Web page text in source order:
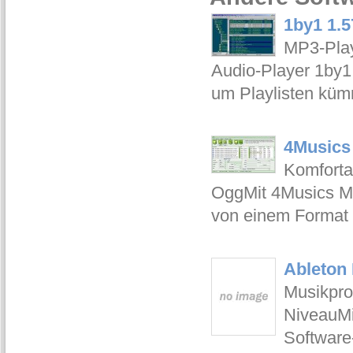
1by1
MP3-
Audio-Player
um Playlisten
OggMit 4Musics
von einem
Ableton